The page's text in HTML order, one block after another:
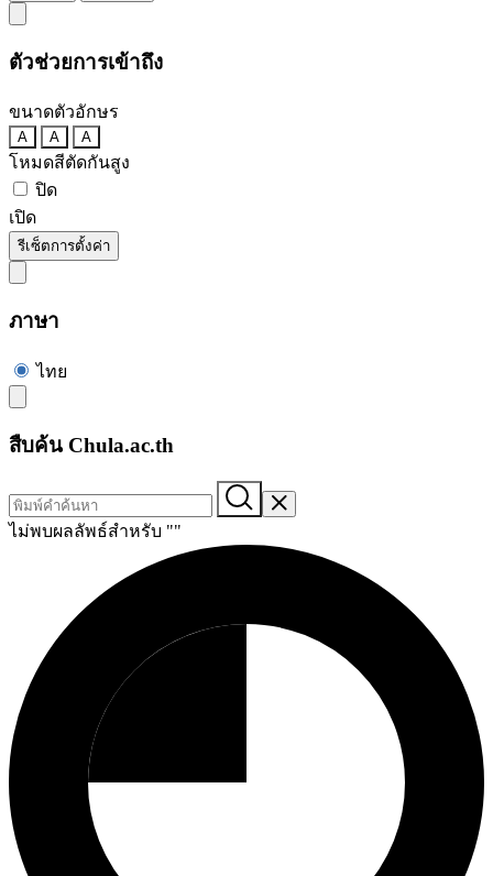
ตัวช่วยการเข้าถึง
ขนาดตัวอักษร
A A A
โหมดสีตัดกันสูง
ปิด
เปิด
รีเซ็ตการตั้งค่า
ภาษา
ไทย
สืบค้น Chula.ac.th
ไม่พบผลลัพธ์สำหรับ ""